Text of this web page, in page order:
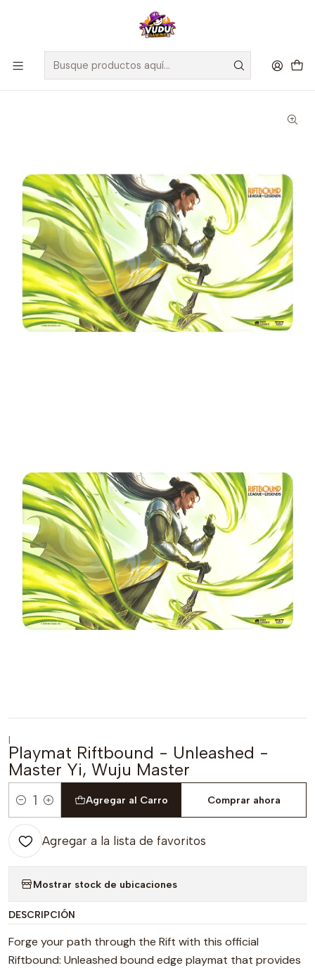
🚀 ¡Despachamos a todo Chile! Envío GRATIS a Regiones sobre
$100.000 y a RM sobre $35.000
Juegos de Cartas TCG Riftbound
Sellados Riftbound
Playmat Riftbound - Unleashed - Master Yi, Wuju Master
|
Playmat Riftbound - Unleashed -
Master Yi, Wuju Master
Cantidad
Agregar al Carro Comprar ahora
Agregar a la lista de favoritos
Mostrar stock de ubicaciones
DESCRIPCIÓN
Forge your path through the Rift with this official
Riftbound: Unleashed bound edge playmat that provides